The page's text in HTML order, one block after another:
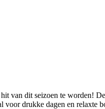
van dit seizoen te worden!
drukke dagen en